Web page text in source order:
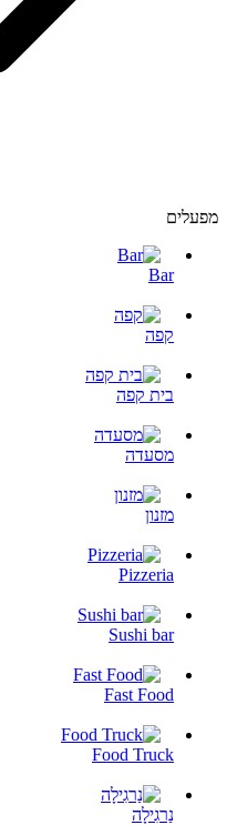
מפעלים
Bar
קפה
בית קפה
מסעדה
מזנון
Pizzeria
Sushi bar
Fast Food
Food Truck
נַרגִילָה